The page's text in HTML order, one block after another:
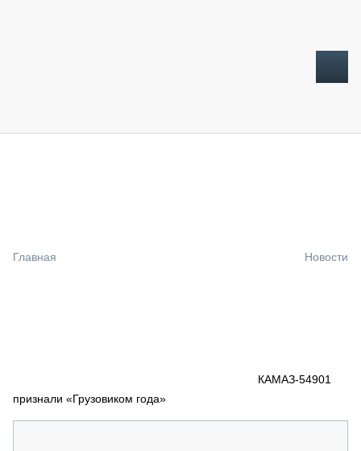
СПЕЦПРОЕКТЫ
Главная Новости
КАМАЗ-54901
признали «Грузовиком года»